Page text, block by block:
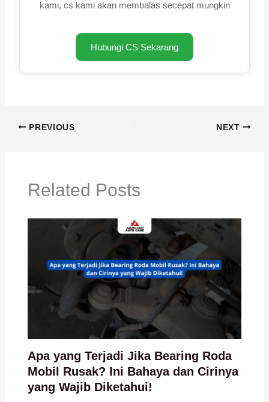
kami, cs kami akan membalas secepat mungkin
Hubungi CS Sekarang
PREVIOUS NEXT
Related Posts
Apa yang Terjadi Jika Bearing Roda
Mobil Rusak? Ini Bahaya dan Cirinya
yang Wajib Diketahui!